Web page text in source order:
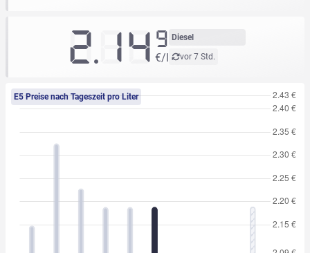
Diesel
vor 7 Std.
2.14 9
€/l
E5 Preise nach Tageszeit pro Liter